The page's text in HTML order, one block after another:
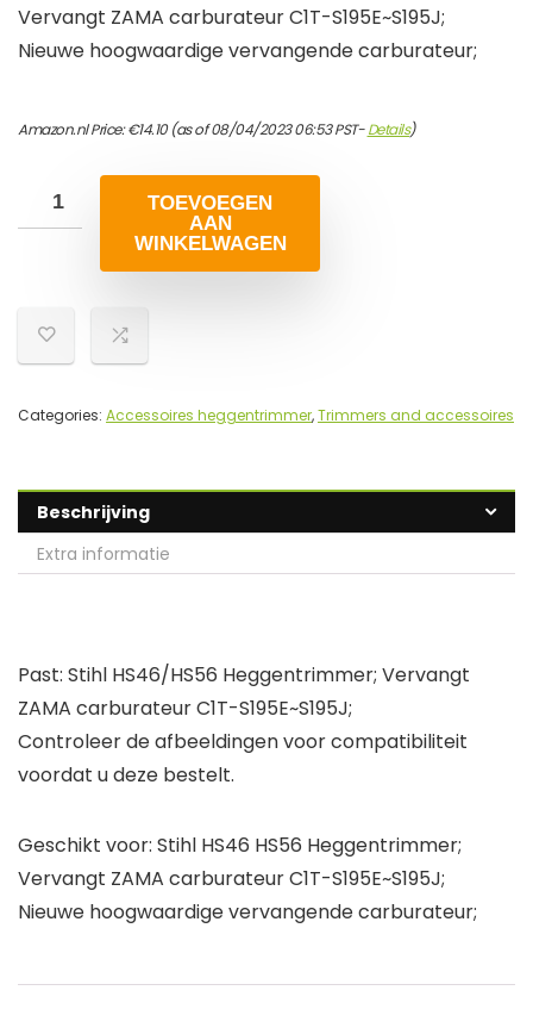
Vervangt ZAMA carburateur C1T-S195E~S195J;
Nieuwe hoogwaardige vervangende carburateur;
Amazon.nl Price:€14.10(as of 08/04/2023 06:53 PST-Details)
TOEVOEGEN
AAN
WINKELWAGEN
Categories: Accessoires heggentrimmer,Trimmers and accessoires
Beschrijving
Extra informatie
Past: Stihl HS46/HS56 Heggentrimmer; Vervangt
ZAMA carburateur C1T-S195E~S195J;
Controleer de afbeeldingen voor compatibiliteit
voordat u deze bestelt.
Geschikt voor: Stihl HS46 HS56 Heggentrimmer;
Vervangt ZAMA carburateur C1T-S195E~S195J;
Nieuwe hoogwaardige vervangende carburateur;